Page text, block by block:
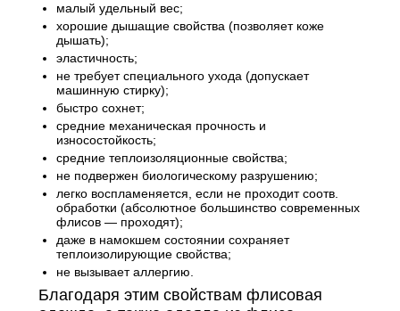
малый удельный вес;
хорошие дышащие свойства (позволяет коже
дышать);
эластичность;
не требует специального ухода (допускает
машинную стирку);
быстро сохнет;
средние механическая прочность и
износостойкость;
средние теплоизоляционные свойства;
не подвержен биологическому разрушению;
легко воспламеняется, если не проходит соотв.
обработки (абсолютное большинство современных
флисов — проходят);
даже в намокшем состоянии сохраняет
теплоизолирующие свойства;
не вызывает аллергию.
Благодаря этим свойствам флисовая